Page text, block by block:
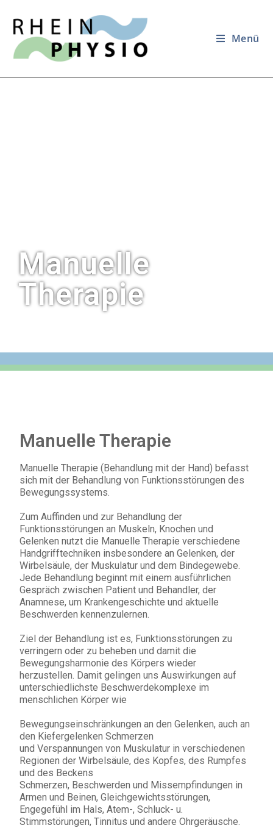
Menü
Manuelle
Therapie
Manuelle Therapie
Manuelle Therapie (Behandlung mit der Hand) befasst
sich mit der Behandlung von Funktionsstörungen des
Bewegungssystems.
Zum Auffinden und zur Behandlung der
Funktionsstörungen an Muskeln, Knochen und
Gelenken nutzt die Manuelle Therapie verschiedene
Handgrifftechniken insbesondere an Gelenken, der
Wirbelsäule, der Muskulatur und dem Bindegewebe.
Jede Behandlung beginnt mit einem ausführlichen
Gespräch zwischen Patient und Behandler, der
Anamnese, um Krankengeschichte und aktuelle
Beschwerden kennenzulernen.
Ziel der Behandlung ist es, Funktionsstörungen zu
verringern oder zu beheben und damit die
Bewegungsharmonie des Körpers wieder
herzustellen. Damit gelingen uns Auswirkungen auf
unterschiedlichste Beschwerdekomplexe im
menschlichen Körper wie
Bewegungseinschränkungen an den Gelenken, auch an
den Kiefergelenken Schmerzen
und Verspannungen von Muskulatur in verschiedenen
Regionen der Wirbelsäule, des Kopfes, des Rumpfes
und des Beckens
Schmerzen, Beschwerden und Missempfindungen in
Armen und Beinen, Gleichgewichtsstörungen,
Engegefühl im Hals, Atem-, Schluck- u.
Stimmstörungen, Tinnitus und andere Ohrgeräusche.